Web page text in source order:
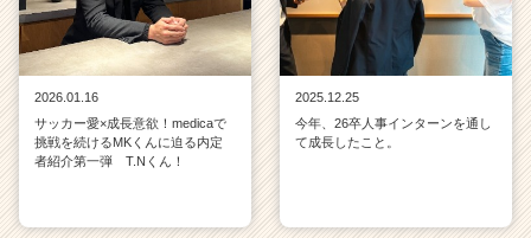
2026.01.16
サッカー愛×成長意欲！medicaで
挑戦を続けるMKくんに迫る内定
者紹介第一弾 T.Nくん！
2025.12.25
今年、26卒人事インターンを通し
て成長したこと。